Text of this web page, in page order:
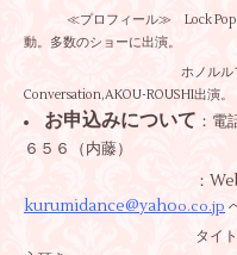
≪プロフィール≫ Lock Pop
動。多数のショーに出演。
ホノルルフェスティ
Conversation,AKOU-ROUSHI出演。
お申込みについて ：
６５６（内藤）
：Web申
kurumidance@yahoo.co.jp
タイトルに「LOCK